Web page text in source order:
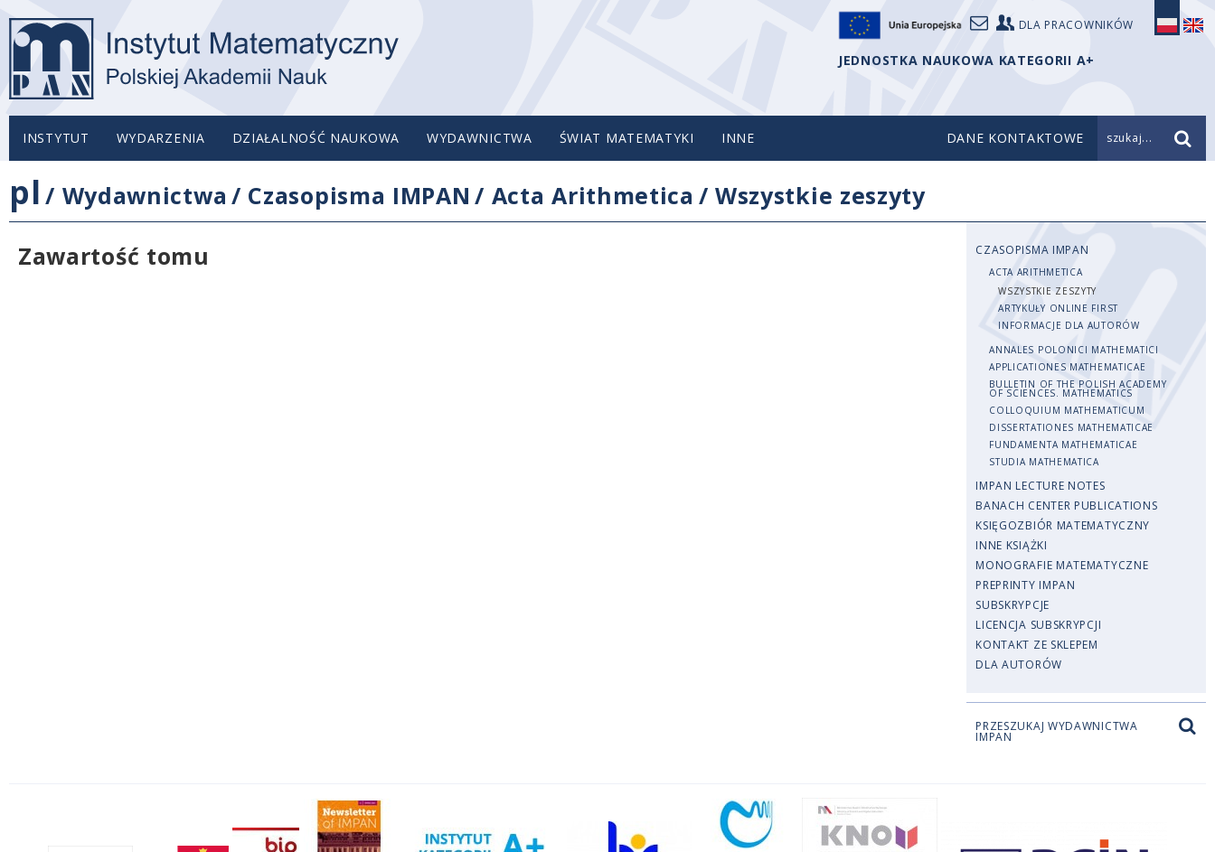
DLA PRACOWNIKÓW
JEDNOSTKA NAUKOWA KATEGORII A+
INSTYTUT WYDARZENIA DZIAŁALNOŚĆ NAUKOWA WYDAWNICTWA ŚWIAT MATEMATYKI INNE DANE KONTAKTOWE szukaj...
pl / Wydawnictwa / Czasopisma IMPAN / Acta Arithmetica / Wszystkie zeszyty
Zawartość tomu
CZASOPISMA IMPAN
ACTA ARITHMETICA
WSZYSTKIE ZESZYTY
ARTYKUŁY ONLINE FIRST
INFORMACJE DLA AUTORÓW
ANNALES POLONICI MATHEMATICI
APPLICATIONES MATHEMATICAE
BULLETIN OF THE POLISH ACADEMY
OF SCIENCES. MATHEMATICS
COLLOQUIUM MATHEMATICUM
DISSERTATIONES MATHEMATICAE
FUNDAMENTA MATHEMATICAE
STUDIA MATHEMATICA
IMPAN LECTURE NOTES
BANACH CENTER PUBLICATIONS
KSIĘGOZBIÓR MATEMATYCZNY
INNE KSIĄŻKI
MONOGRAFIE MATEMATYCZNE
PREPRINTY IMPAN
SUBSKRYPCJE
LICENCJA SUBSKRYPCJI
KONTAKT ZE SKLEPEM
DLA AUTORÓW
PRZESZUKAJ WYDAWNICTWA
IMPAN